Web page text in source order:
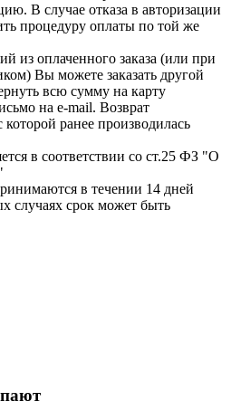
В случае отказа в авторизации
процедуру оплаты по той же
из оплаченного заказа (или при
Вы можете заказать другой
всю сумму на карту
на e-mail. Возврат
которой ранее производилась
в соответствии со ст.25 ФЗ "О
в течении 14 дней
случаях срок может быть